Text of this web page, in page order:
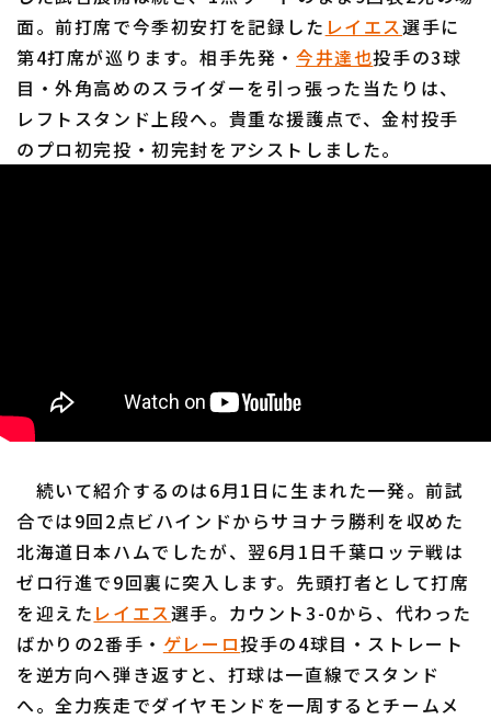
面。前打席で今季初安打を記録した レイエス選手に
第4打席が巡ります。相手先発・今井達也投手の3球
目・外角高めのスライダーを引っ張った当たりは、
レフトスタンド上段へ。貴重な援護点で、金村投手
のプロ初完投・初完封をアシストしました。
続いて紹介するのは6月1日に生まれた一発。前試
合では9回2点ビハインドからサヨナラ勝利を収めた
北海道日本ハムでしたが、翌6月1日千葉ロッテ戦は
ゼロ行進で9回裏に突入します。先頭打者として打席
を迎えた レイエス選手。カウント3-0から、代わった
ばかりの2番手・ ゲレーロ投手の4球目・ストレート
を逆方向へ弾き返すと、打球は一直線でスタンド
へ。全力疾走でダイヤモンドを一周するとチームメ